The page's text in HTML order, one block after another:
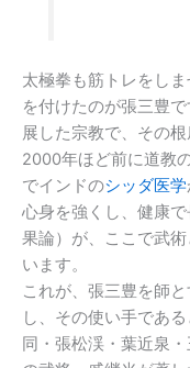
太極拳も筋トレをし
を付けたのが張三豊
展した宗教で、その
2000年ほど前に道教
でインドのシッダ医学
心身を強くし、健康
果論）が、ここで武
います。
これが、張三豊を師
し、その使い手であ
同・張松渓・葉近泉